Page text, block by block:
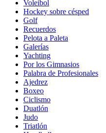
Voleibol
Hockey sobre césped
Golf
Recuerdos
Pelota a Paleta
Galerías
Yachting
Por los Gimnasios
Palabra de Profesionales
Ajedrez
Boxeo
Ciclismo
Duatlón
Judo
Triatlón